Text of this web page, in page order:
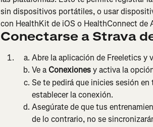
sin dispositivos portátiles, o usar
con HealthKit de iOS o HealthConnect de
Conectarse a Strava
Abre la aplicación de Freeletics y
Ve a Conexiones y activa la
Se te pedirá que inicies sesión
establecer la conexión.
Asegúrate de que tus
de lo contrario, no se